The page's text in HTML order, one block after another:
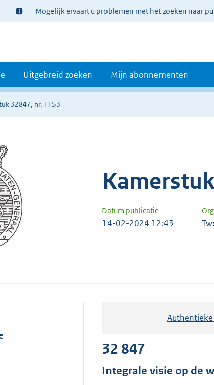
Ter
informatie:
Mogelijk ervaart u problemen met het zoeken naar
Uitgebreid zoeken Mijn abonnementen
32847, nr. 1153
Datum publicatie
14-02-2024 12:43
Authentieke
32 847
Integrale visie op de